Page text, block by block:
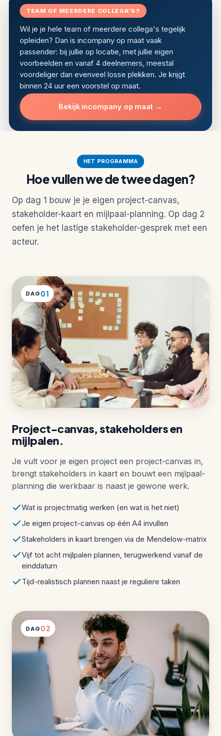
TEAM OF MEERDERE COLLEGA'S?
Wil je je hele team of meerdere collega's tegelijk
opleiden? Dan is incompany op maat vaak
passender: bij jullie op locatie, met jullie eigen
voorbeelden en vanaf 4 deelnemers, meestal
voordeliger dan evenveel losse plekken. Je krijgt
binnen 24 uur een voorstel op maat.
Bekijk incompany op maat →
HET PROGRAMMA
Hoe vullen we de twee dagen?
Op dag 1 bouw je je eigen project-canvas,
stakeholder-kaart en mijlpaal-planning. Op dag 2
oefen je het lastige stakeholder-gesprek met een
acteur.
DAG 01
Project-canvas, stakeholders en
mijlpalen.
Je vult voor je eigen project een project-canvas in,
brengt stakeholders in kaart en bouwt een mijlpaal-
planning die werkbaar is naast je gewone werk.
Wat is projectmatig werken (en wat is het niet)
Je eigen project-canvas op één A4 invullen
Stakeholders in kaart brengen via de Mendelow-matrix
Vijf tot acht mijlpalen plannen, terugwerkend vanaf de
einddatum
Tijd-realistisch plannen naast je reguliere taken
DAG 02